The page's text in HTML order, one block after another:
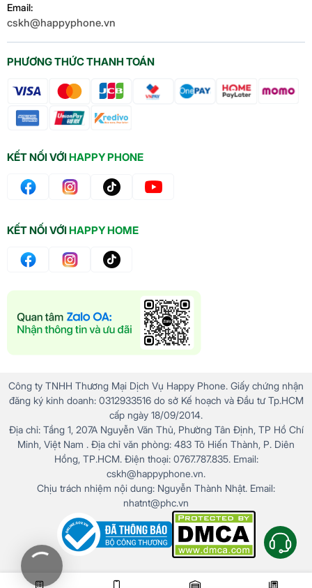
Store
PHƯƠNG THỨC THANH TOÁN
KẾT NỐI VỚIHAPPY PHONE
Email:
cskh@happyphone.vn
KẾT NỐI VỚIHAPPY HOME
Công ty TNHH Thương Mại Dịch Vụ Happy Phone. Giấy chứng nhận
đăng ký kinh doanh: 0312933516 do sở Kế hoạch và Đầu tư Tp.HCM
cấp ngày 18/09/2014.
Địa chỉ: Tầng 1, 207A Nguyễn Văn Thủ, Phường Tân Định, TP Hồ Chí
Minh, Việt Nam . Địa chỉ văn phòng: 483 Tô Hiến Thành, P. Diên
Hồng, TP.HCM. Điện thoại: 0767.787.835. Email:
cskh@happyphone.vn.
Chịu trách nhiệm nội dung: Nguyễn Thành Nhật. Email:
nhatnt@phc.vn